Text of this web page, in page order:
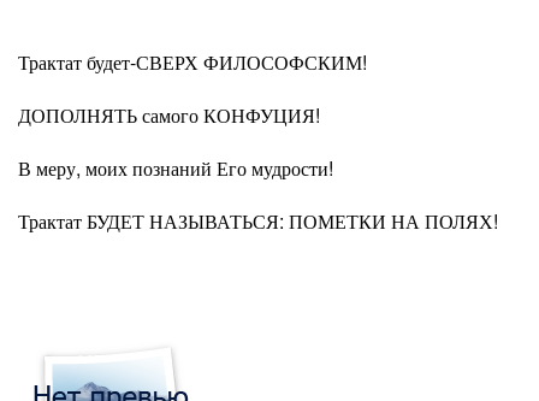
Трактат будет-СВЕРХ ФИЛОСОФСКИМ!
ДОПОЛНЯТЬ самого КОНФУЦИЯ!
В меру, моих познаний Его мудрости!
Трактат БУДЕТ НАЗЫВАТЬСЯ: ПОМЕТКИ НА ПОЛЯХ!